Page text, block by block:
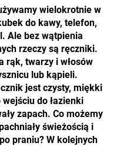
wielokrotnie w
do kawy, telefon,
Ale bez wątpienia
rzeczy są ręczniki.
rąk, twarzy i włosów
lub kąpieli.
jest czysty, miękki
do łazienki
zapach. Co możemy
świeżością i
praniu? W kolejnych